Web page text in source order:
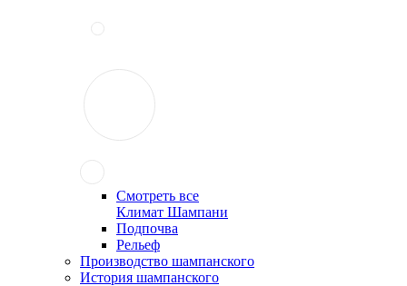
Смотреть все
Климат Шампани
Подпочва
Рельеф
Производство шампанского
История шампанского